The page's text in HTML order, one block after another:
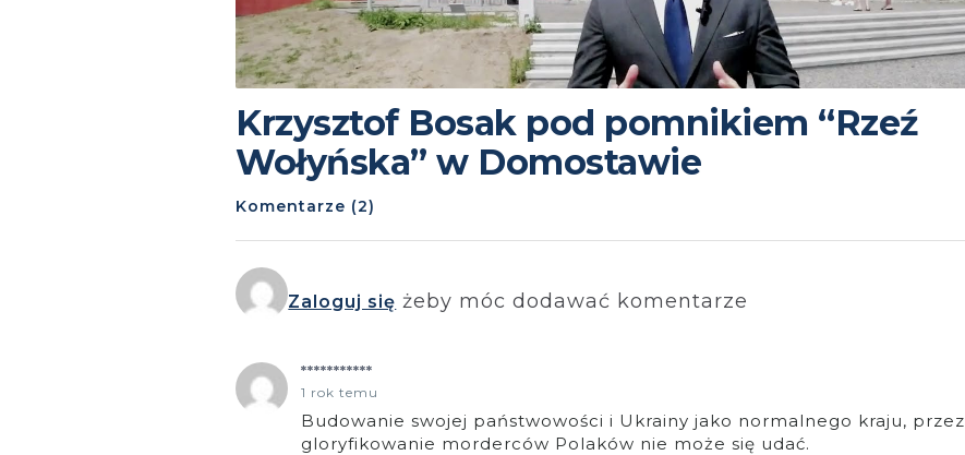
Krzysztof Bosak pod pomnikiem “Rzeź
Wołyńska” w Domostawie
Komentarze (2)
Zaloguj się żeby móc dodawać komentarze
***********
1 rok temu
Budowanie swojej państwowości i Ukrainy jako normalnego kraju, przez
gloryfikowanie morderców Polaków nie może się udać.